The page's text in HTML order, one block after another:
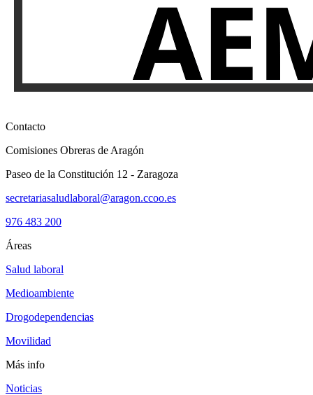
Contacto
Comisiones Obreras de Aragón
Paseo de la Constitución 12 - Zaragoza
secretariasaludlaboral@aragon.ccoo.es
976 483 200
Áreas
Salud laboral
Medioambiente
Drogodependencias
Movilidad
Más info
Noticias